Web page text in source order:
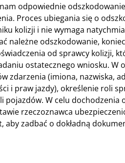
odpowiednie
Proces ubiegania się o
kolizji i nie wymaga
należne odszkodowanie,
od sprawcy kolizji,
ostatecznego wniosku. W
zdarzenia (imiona, nazwiska,
i praw jazdy), określenie roli
pojazdów. W celu dochodzenia
rzeczoznawca
aby zadbać o dokładną